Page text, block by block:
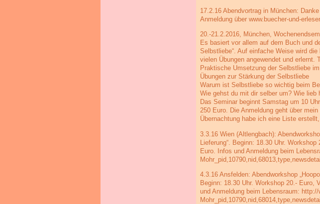
17.2.16 Abendvortrag in München:
Anmeldung über www.buecher-und-
20.-21.2.2016, München,
Es basiert vor allem auf dem Buch und
Selbstliebe“. Auf einfache Weise wird
vielen Übungen angewendet und erlernt.
Praktische Umsetzung der Selbstliebe
Übungen zur Stärkung der Selbstliebe
Warum ist Selbstliebe so wichtig beim
Wie gehst du mit dir selber um? Wie lieb
Das Seminar beginnt Samstag um 10
250 Euro. Die Anmeldung geht über
Übernachtung habe ich eine Liste
3.3.16 Wien (Altlengbach):
Lieferung“. Beginn: 18.30 Uhr.
Euro. Infos und Anmeldung beim
4.3.16 Ansfelden: Abendworkshop
Beginn: 18.30 Uhr. Workshop 20.- Euro,
und Anmeldung beim Lebensraum: